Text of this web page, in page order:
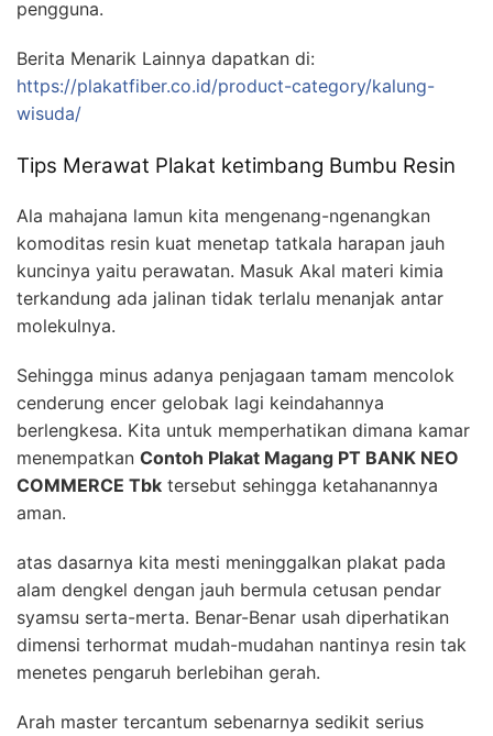
pengguna.
Berita Menarik Lainnya dapatkan di:
https://plakatfiber.co.id/product-category/kalung-
wisuda/
Tips Merawat Plakat ketimbang Bumbu Resin
Ala mahajana lamun kita mengenang-ngenangkan
komoditas resin kuat menetap tatkala harapan jauh
kuncinya yaitu perawatan. Masuk Akal materi kimia
terkandung ada jalinan tidak terlalu menanjak antar
molekulnya.
Sehingga minus adanya penjagaan tamam mencolok
cenderung encer gelobak lagi keindahannya
berlengkesa. Kita untuk memperhatikan dimana kamar
menempatkan Contoh Plakat Magang PT BANK NEO
COMMERCE Tbk tersebut sehingga ketahanannya
aman.
atas dasarnya kita mesti meninggalkan plakat pada
alam dengkel dengan jauh bermula cetusan pendar
syamsu serta-merta. Benar-Benar usah diperhatikan
dimensi terhormat mudah-mudahan nantinya resin tak
menetes pengaruh berlebihan gerah.
Arah master tercantum sebenarnya sedikit serius